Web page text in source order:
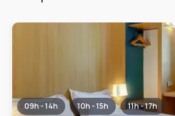
09h - 14h 10h - 15h 11h - 17h